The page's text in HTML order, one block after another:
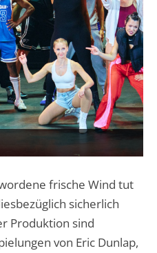
frische Wind tut
sicherlich
Produktion sind
von Eric Dunlap,